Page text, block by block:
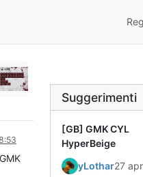
Suggerimenti
[GB] GMK CYL
HyperBeige
yLothar27